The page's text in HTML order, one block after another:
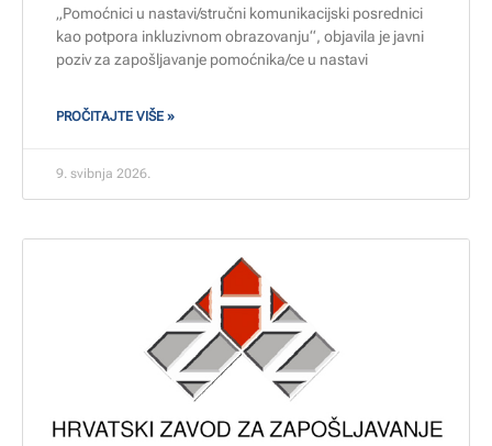
„Pomoćnici u nastavi/stručni komunikacijski posrednici
kao potpora inkluzivnom obrazovanju“, objavila je javni
poziv za zapošljavanje pomoćnika/ce u nastavi
PROČITAJTE VIŠE »
9. svibnja 2026.